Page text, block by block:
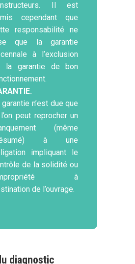
Il est
cependant que
responsabilité ne
que la garantie
à l’exclusion
la garantie de bon
garantie n’est due que
peut reprocher un
(même
à une
impliquant le
de la solidité ou
à
de l’ouvrage.
diagnostic